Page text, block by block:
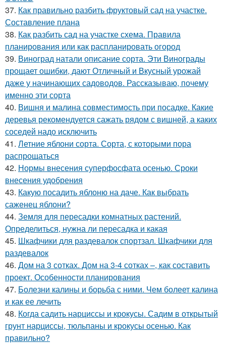
37. Как правильно разбить фруктовый сад на участке.
Составление плана
38. Как разбить сад на участке схема. Правила
планирования или как распланировать огород
39. Виноград натали описание сорта. Эти Винограды
прощает ошибки, дают Отличный и Вкусный урожай
даже у начинающих садоводов. Рассказываю, почему
именно эти сорта
40. Вишня и малина совместимость при посадке. Какие
деревья рекомендуется сажать рядом с вишней, а каких
соседей надо исключить
41. Летние яблони сорта. Сорта, с которыми пора
распрощаться
42. Нормы внесения суперфосфата осенью. Сроки
внесения удобрения
43. Какую посадить яблоню на даче. Как выбрать
саженец яблони?
44. Земля для пересадки комнатных растений.
Определиться, нужна ли пересадка и какая
45. Шкафчики для раздевалок спортзал. Шкафчики для
раздевалок
46. Дом на 3 сотках. Дом на 3-4 сотках –, как составить
проект. Особенности планирования
47. Болезни калины и борьба с ними. Чем болеет калина
и как ее лечить
48. Когда садить нарциссы и крокусы. Садим в открытый
грунт нарциссы, тюльпаны и крокусы осенью. Как
правильно?